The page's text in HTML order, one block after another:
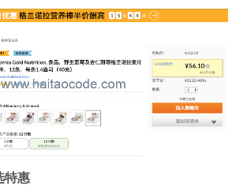
特惠